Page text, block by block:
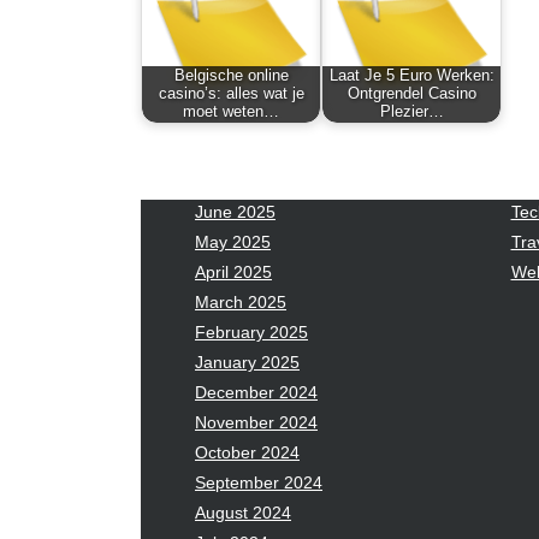
Belgische online
casino’s: alles wat je
moet weten…
Laat Je 5 Euro Werken:
Ontgrendel Casino
Plezier…
December 2025
November 2025
October 2025
September 2025
June 2025
May 2025
April 2025
March 2025
February 2025
January 2025
December 2024
November 2024
October 2024
September 2024
August 2024